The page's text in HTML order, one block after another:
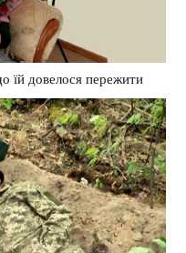
їй довелося пережити